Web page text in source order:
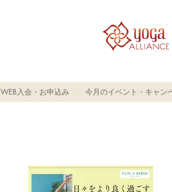
WEB入会・お申込み 今月のイベント・キャン